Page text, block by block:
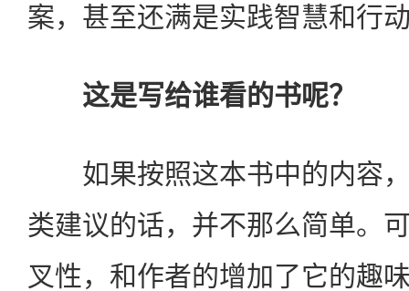
案，甚至还满是实践智慧和行
这是写给谁看的书呢？
如果按照这本书中的内容，
类建议的话，并不那么简单。
叉性，和作者的增加了它的趣